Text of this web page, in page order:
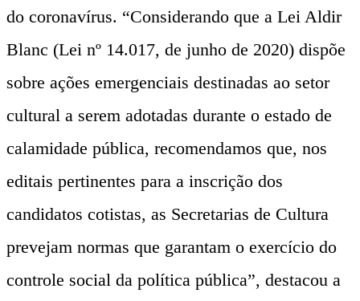
do coronavírus. “Considerando que a Lei Aldir
Blanc (Lei nº 14.017, de junho de 2020) dispõe
sobre ações emergenciais destinadas ao setor
cultural a serem adotadas durante o estado de
calamidade pública, recomendamos que, nos
editais pertinentes para a inscrição dos
candidatos cotistas, as Secretarias de Cultura
prevejam normas que garantam o exercício do
controle social da política pública”, destacou a